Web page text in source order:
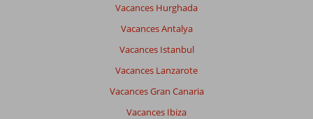
Vacances Hurghada
Vacances Antalya
Vacances Istanbul
Vacances Lanzarote
Vacances Gran Canaria
Vacances Ibiza